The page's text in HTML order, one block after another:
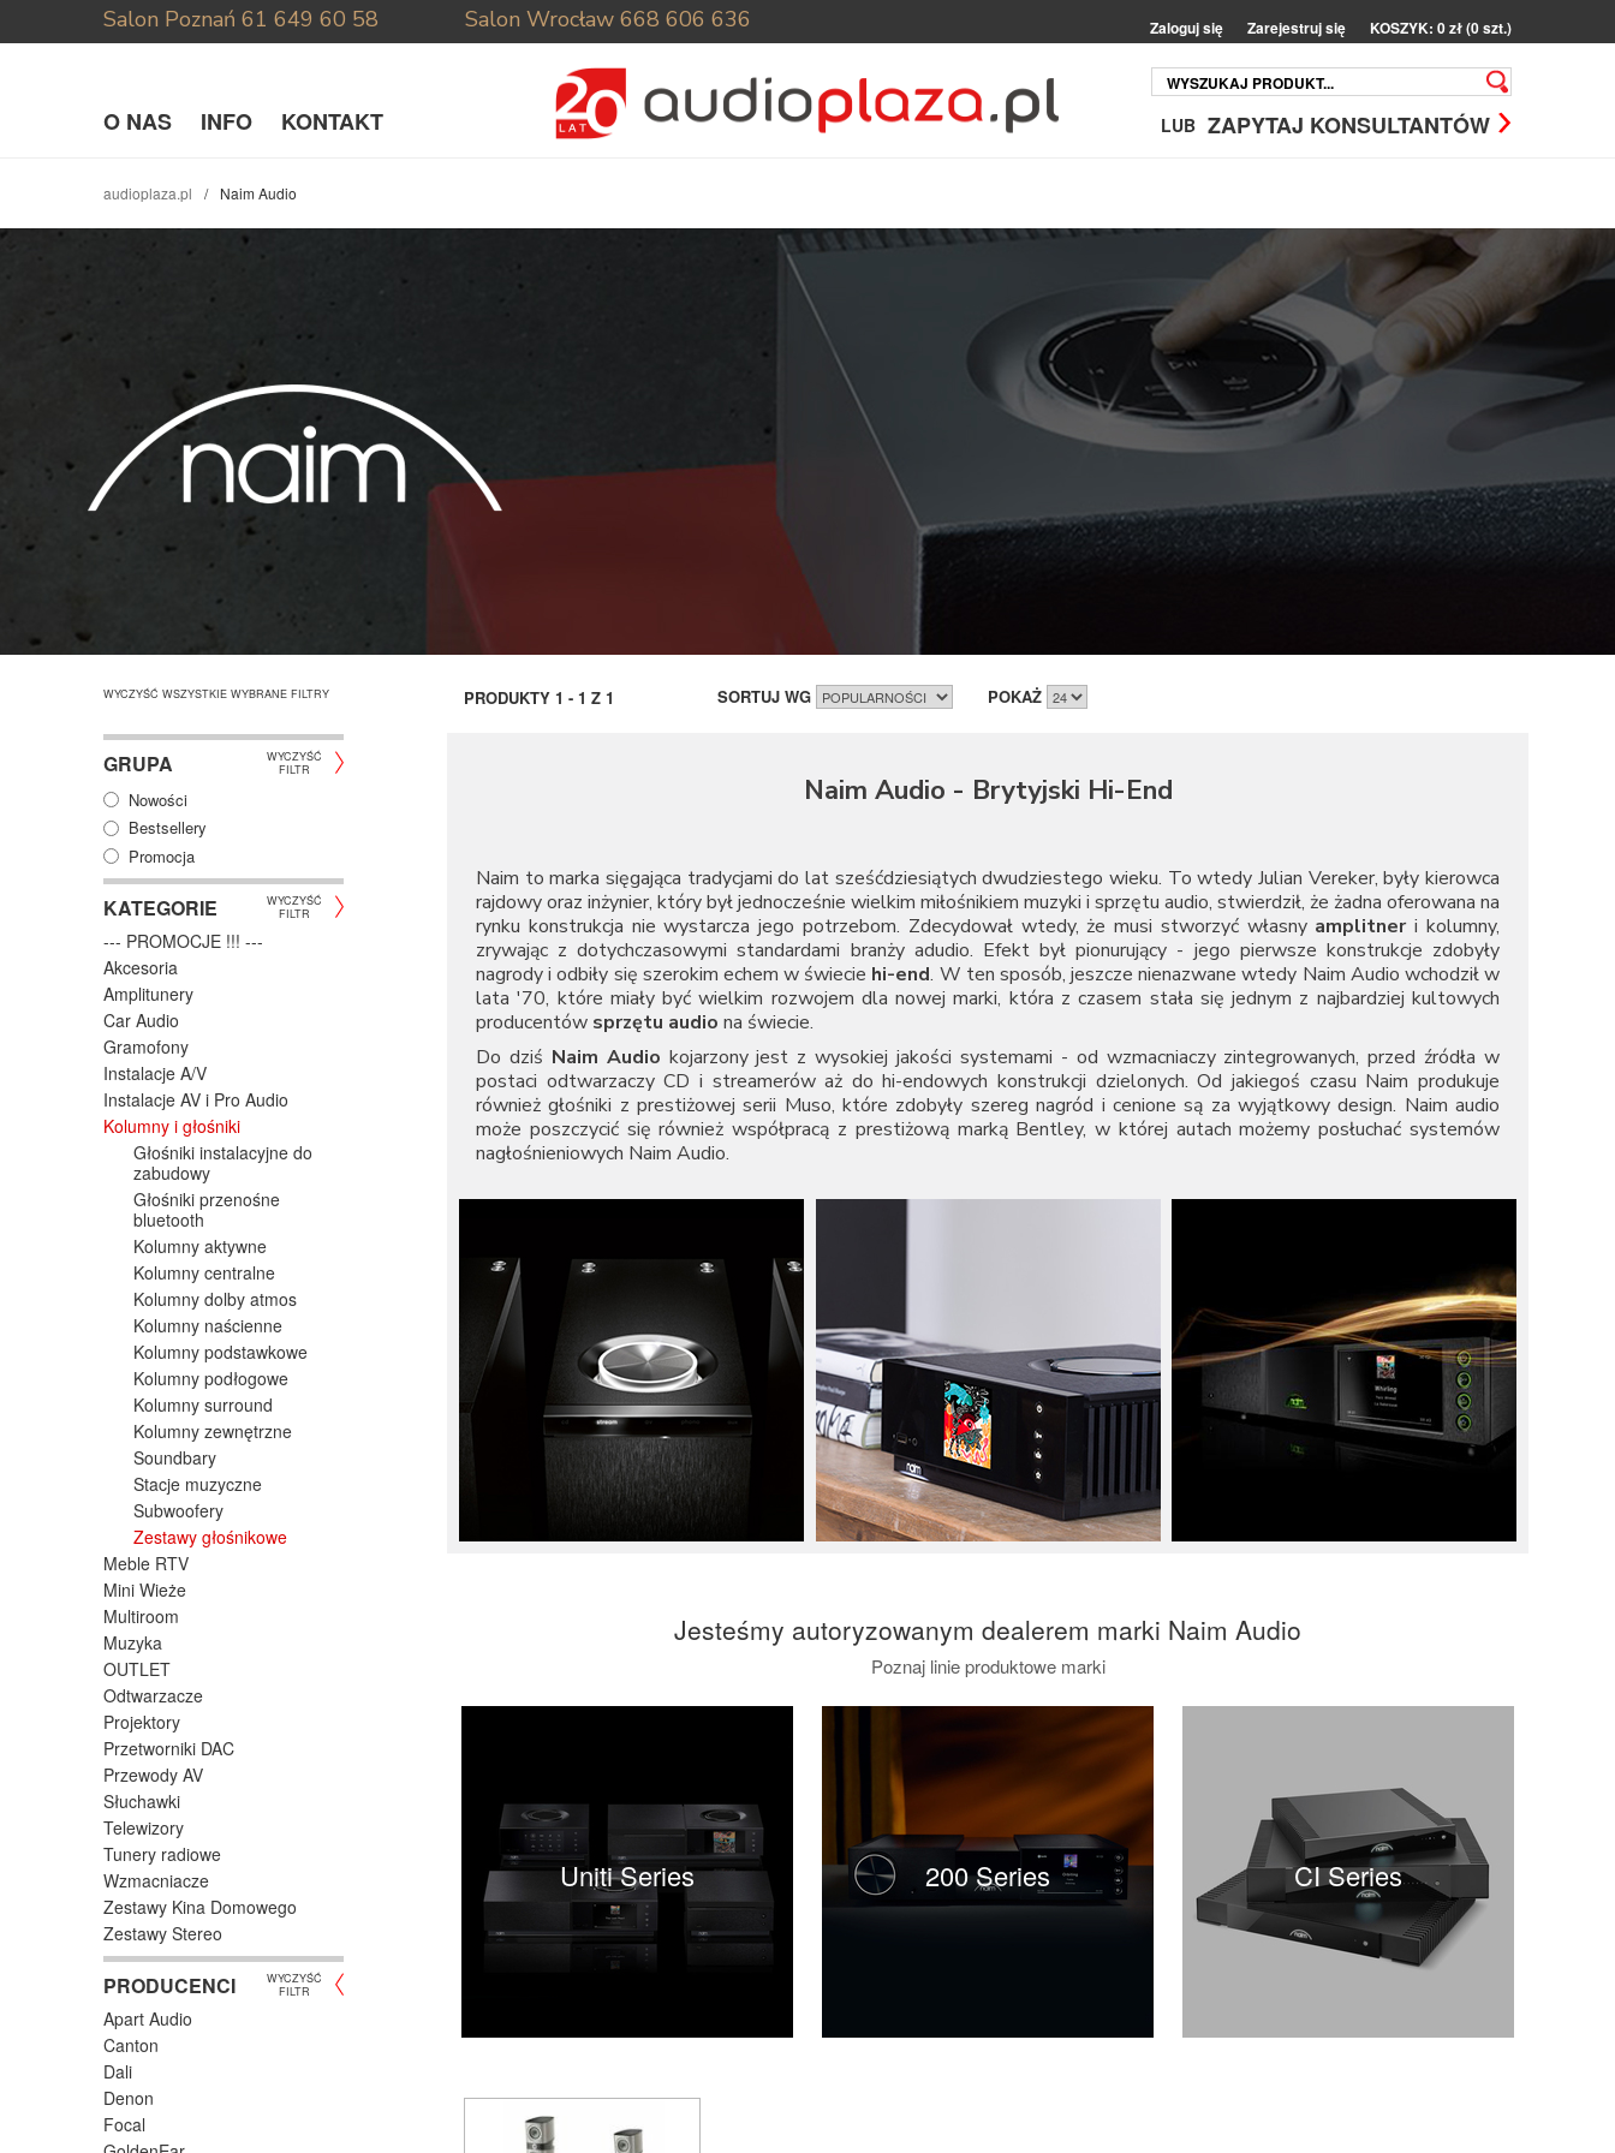
Salon Poznań 61 649 60 58 Salon Wrocław 668 606 636 Zaloguj się Zarejestruj się KOSZYK: 0 zł (0 szt.)
O NAS INFO KONTAKT LUB ZAPYTAJ KONSULTANTÓW
audioplaza.pl Naim Audio
WYCZYŚĆ WSZYSTKIE WYBRANE FILTRY
GRUPA
WYCZYŚĆ
FILTR
Nowości
Bestsellery
Promocja
KATEGORIE
WYCZYŚĆ
FILTR
--- PROMOCJE !!! ---
Akcesoria
Amplitunery
Car Audio
Gramofony
Instalacje A/V
Instalacje AV i Pro Audio
Kolumny i głośniki
Głośniki instalacyjne do
zabudowy
Głośniki przenośne
bluetooth
Kolumny aktywne
Kolumny centralne
Kolumny dolby atmos
Kolumny naścienne
Kolumny podstawkowe
Kolumny podłogowe
Kolumny surround
Kolumny zewnętrzne
Soundbary
Stacje muzyczne
Subwoofery
Zestawy głośnikowe
Meble RTV
Mini Wieże
Multiroom
Muzyka
OUTLET
Odtwarzacze
Projektory
Przetworniki DAC
Przewody AV
Słuchawki
Telewizory
Tunery radiowe
Wzmacniacze
Zestawy Kina Domowego
Zestawy Stereo
PRODUCENCI
WYCZYŚĆ
FILTR
Apart Audio
Canton
Dali
Denon
Focal
PRODUKTY 1 - 1 Z 1 SORTUJ WG POKAŻ
Naim Audio - Brytyjski Hi-End
Naim to marka sięgająca tradycjami do lat sześćdziesiątych dwudziestego wieku. To wtedy Julian Vereker, były kierowca
rajdowy oraz inżynier, który był jednocześnie wielkim miłośnikiem muzyki i sprzętu audio, stwierdził, że żadna oferowana na
rynku konstrukcja nie wystarcza jego potrzebom. Zdecydował wtedy, że musi stworzyć własny amplitneri kolumny,
zrywając z dotychczasowymi standardami branży adudio. Efekt był pionurujący - jego pierwsze konstrukcje zdobyły
nagrody i odbiły się szerokim echem w świecie hi-end. W ten sposób, jeszcze nienazwane wtedy Naim Audio wchodził w
lata '70, które miały być wielkim rozwojem dla nowej marki, która z czasem stała się jednym z najbardziej kultowych
producentów sprzętu audio na świecie.
Do dziś Naim Audio kojarzony jest z wysokiej jakości systemami - od wzmacniaczy zintegrowanych, przed źródła w
postaci odtwarzaczy CD i streamerów aż do hi-endowych konstrukcji dzielonych. Od jakiegoś czasu Naim produkuje
również głośniki z prestiżowej serii Muso, które zdobyły szereg nagród i cenione są za wyjątkowy design. Naim audio
może poszczycić się również współpracą z prestiżową marką Bentley, w której autach możemy posłuchać systemów
nagłośnieniowych Naim Audio.
Jesteśmy autoryzowanym dealerem marki Naim Audio
Poznaj linie produktowe marki
Uniti Series 200 Series CI Series